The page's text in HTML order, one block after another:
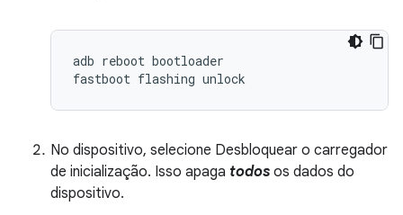
adb reboot bootloader
fastboot flashing unlock
No dispositivo, selecione Desbloquear o carregador
de inicialização. Isso apaga todos os dados do
dispositivo.